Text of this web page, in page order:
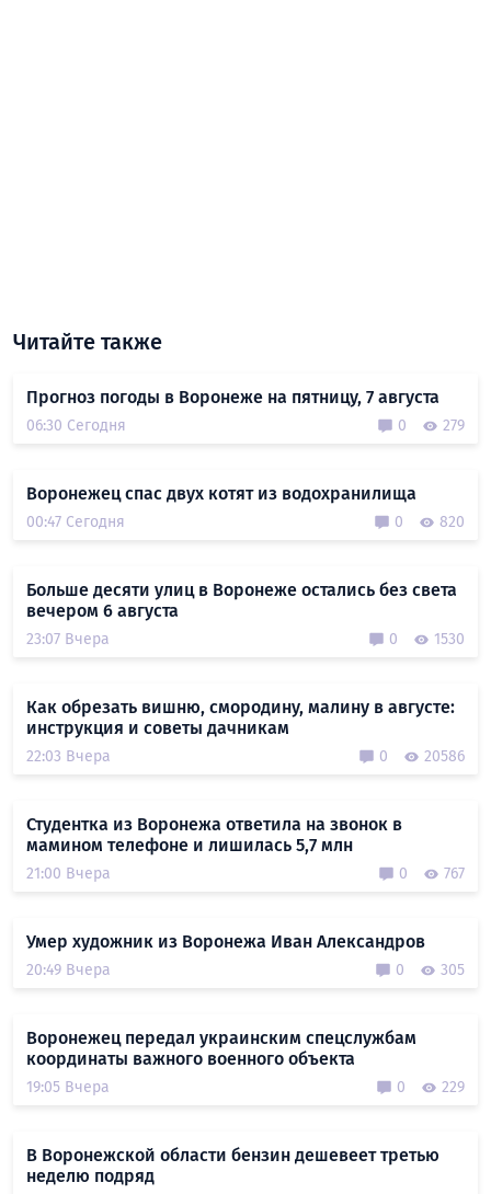
Читайте также
Прогноз погоды в Воронеже на пятницу, 7 августа
06:30 Сегодня 0 279
Воронежец спас двух котят из водохранилища
00:47 Сегодня 0 820
Больше десяти улиц в Воронеже остались без света
вечером 6 августа
23:07 Вчера 0 1530
Как обрезать вишню, смородину, малину в августе:
инструкция и советы дачникам
22:03 Вчера 0 20586
Студентка из Воронежа ответила на звонок в
мамином телефоне и лишилась 5,7 млн
21:00 Вчера 0 767
Умер художник из Воронежа Иван Александров
20:49 Вчера 0 305
Воронежец передал украинским спецслужбам
координаты важного военного объекта
19:05 Вчера 0 229
В Воронежской области бензин дешевеет третью
неделю подряд